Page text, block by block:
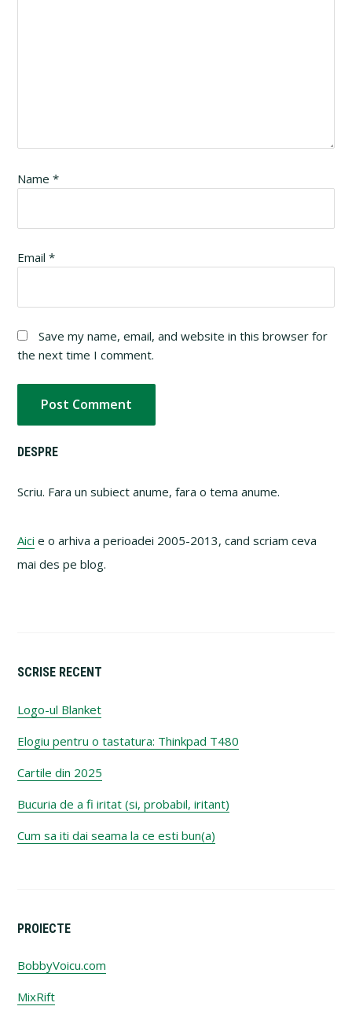
Name*
Email*
Save my name, email, and website in this browser for
the next time I comment.
Primary
Sidebar
DESPRE
Scriu. Fara un subiect anume, fara o tema anume.
Aici e o arhiva a perioadei 2005-2013, cand scriam ceva
mai des pe blog.
SCRISE RECENT
Logo-ul Blanket
Elogiu pentru o tastatura: Thinkpad T480
Cartile din 2025
Bucuria de a fi iritat (si, probabil, iritant)
Cum sa iti dai seama la ce esti bun(a)
PROIECTE
BobbyVoicu.com
MixRift